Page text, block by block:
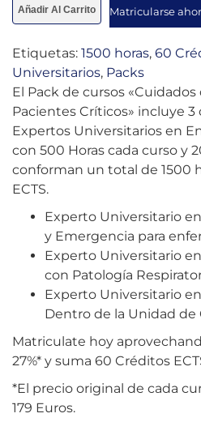
Añadir Al Carrito Matricularse
Etiquetas: 1500 horas, 60
Universitarios, Packs
El Pack de cursos
Pacientes Críticos» incluye 3
Expertos Universitarios en
con 500 Horas cada curso y
conforman un total de 1500
ECTS.
Experto Universitario
y Emergencia para
Experto Universitario
con Patología
Experto Universitario
Dentro de la Unidad de
Matriculate hoy
27%* y suma 60 Créditos
*El precio original de cada
179 Euros.